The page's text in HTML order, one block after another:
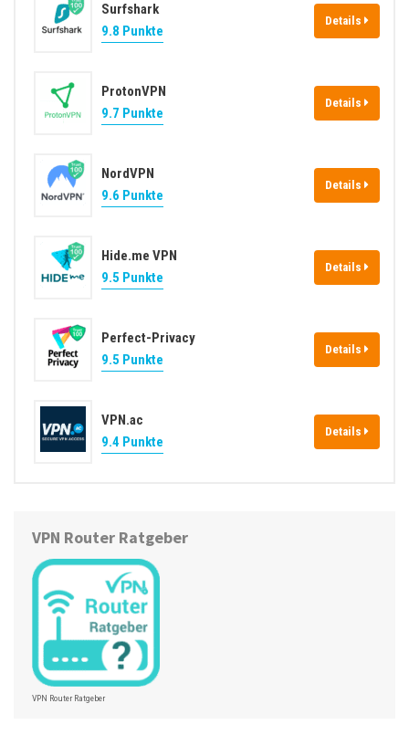
Surfshark
9.8 Punkte
Details
ProtonVPN
9.7 Punkte
Details
NordVPN
9.6 Punkte
Details
Hide.me VPN
9.5 Punkte
Details
Perfect-Privacy
9.5 Punkte
Details
VPN.ac
9.4 Punkte
Details
VPN Router Ratgeber
VPN Router Ratgeber